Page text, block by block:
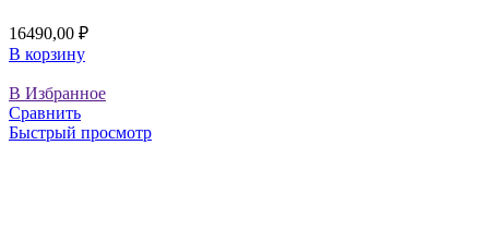
16490,00 ₽
В корзину
В Избранное
Сравнить
Быстрый просмотр